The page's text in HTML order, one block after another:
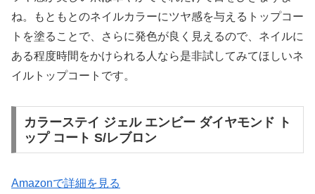
ね。もともとのネイルカラーにツヤ感を与えるトップコー
トを塗ることで、さらに発色が良く見えるので、ネイルに
ある程度時間をかけられる人なら是非試してみてほしいネ
イルトップコートです。
カラーステイ ジェル エンビー ダイヤモンド ト
ップ コート S/レブロン
Amazonで詳細を見る